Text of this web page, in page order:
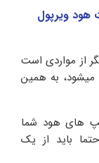
هود ویرپول
از مواردی است
به همین
های هود شما
باید از یک